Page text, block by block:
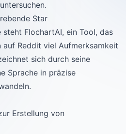
Star
FlochartAI, ein Tool, das
Reddit viel Aufmerksamkeit
sich durch seine
Sprache in präzise
Erstellung von